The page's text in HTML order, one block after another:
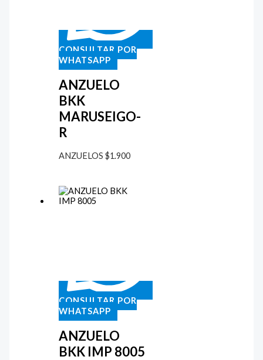
CONSULTAR POR
WHATSAPP
ANZUELO
BKK
MARUSEIGO-
R
ANZUELOS $1.900
CONSULTAR POR
WHATSAPP
ANZUELO
BKK IMP 8005